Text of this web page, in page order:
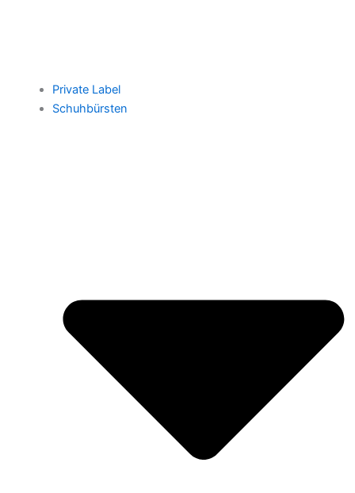
Private Label
Schuhbürsten